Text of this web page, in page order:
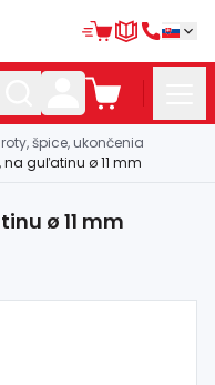
špice, ukončenia
na guľatinu ø 11 mm
ø 11 mm